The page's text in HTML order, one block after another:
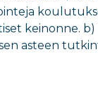
keinonne.
asteen